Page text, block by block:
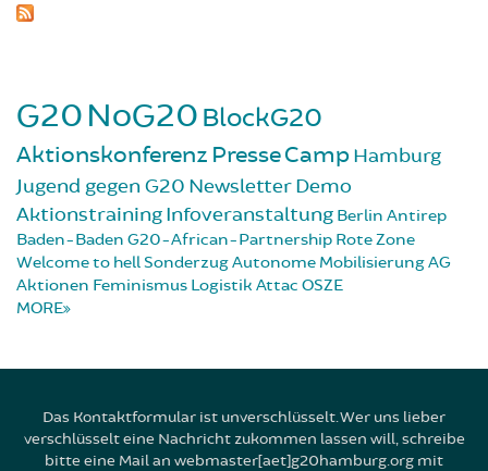
G20NoG20 BlockG20
Aktionskonferenz PresseCampHamburg
Jugend gegen G20 NewsletterDemo
AktionstrainingInfoveranstaltung Berlin Antirep
Baden-Baden G20-African-Partnership Rote Zone
Welcome to hellSonderzugAutonome MobilisierungAG
Aktionen Feminismus Logistik Attac OSZE
MORE
Das Kontaktformular ist unverschlüsselt. Wer uns lieber
verschlüsselt eine Nachricht zukommen lassen will, schreibe
bitte eine Mail an webmaster[aet]g20hamburg.org mit